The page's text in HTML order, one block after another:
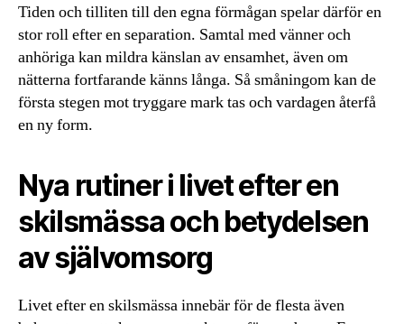
Tiden och tilliten till den egna förmågan spelar därför en
stor roll efter en separation. Samtal med vänner och
anhöriga kan mildra känslan av ensamhet, även om
nätterna fortfarande känns långa. Så småningom kan de
första stegen mot tryggare mark tas och vardagen återfå
en ny form.
Nya rutiner i livet efter en
skilsmässa och betydelsen
av självomsorg
Livet efter en skilsmässa innebär för de flesta även